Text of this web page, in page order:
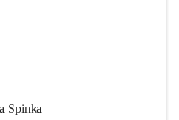
Spinka